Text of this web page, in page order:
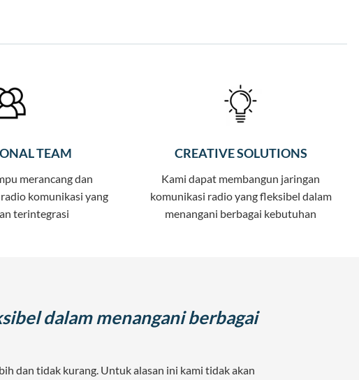
TEAM
merancang dan
komunikasi yang
terintegrasi
CREATIVE SOLUTIONS
Kami dapat membangun jaringan
komunikasi radio yang fleksibel dalam
menangani berbagai kebutuhan
dalam menangani berbagai
dan tidak kurang. Untuk alasan ini kami tidak akan